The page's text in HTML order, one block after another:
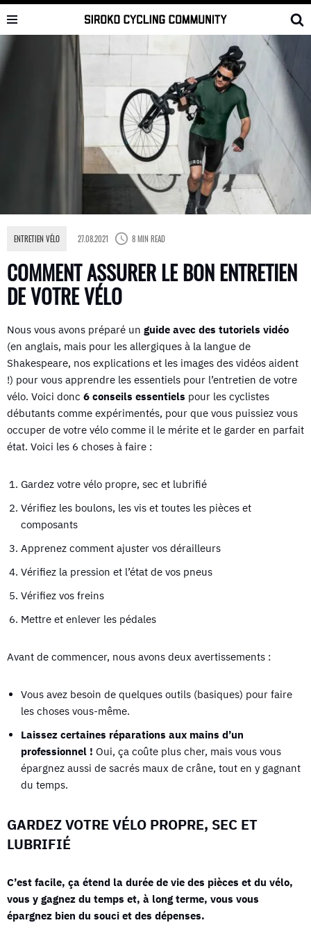
Skip
COMMENT ASSURER LE BON ENTRETIEN
DE VOTRE VÉLO
ENTRETIEN VÉLO 27.08.2021 8 MIN READ
Nous vous avons préparé un guide avec des tutoriels vidéo
(en anglais, mais pour les allergiques à la langue de
Shakespeare, nos explications et les images des vidéos aident
!) pour vous apprendre les essentiels pour l’entretien de votre
vélo. Voici donc 6 conseils essentiels pour les cyclistes
débutants comme expérimentés, pour que vous puissiez vous
occuper de votre vélo comme il le mérite et le garder en parfait
état. Voici les 6 choses à faire :
Gardez votre vélo propre, sec et lubrifié
Vérifiez les boulons, les vis et toutes les pièces et
composants
Apprenez comment ajuster vos dérailleurs
Vérifiez la pression et l’état de vos pneus
Vérifiez vos freins
Mettre et enlever les pédales
Avant de commencer, nous avons deux avertissements :
Vous avez besoin de quelques outils (basiques) pour faire
les choses vous-même.
Laissez certaines réparations aux mains d’un
professionnel ! Oui, ça coûte plus cher, mais vous vous
épargnez aussi de sacrés maux de crâne, tout en y gagnant
du temps.
GARDEZ VOTRE VÉLO PROPRE, SEC ET
LUBRIFIÉ
C’est facile, ça étend la durée de vie des pièces et du vélo,
vous y gagnez du temps et, à long terme, vous vous
épargnez bien du souci et des dépenses.